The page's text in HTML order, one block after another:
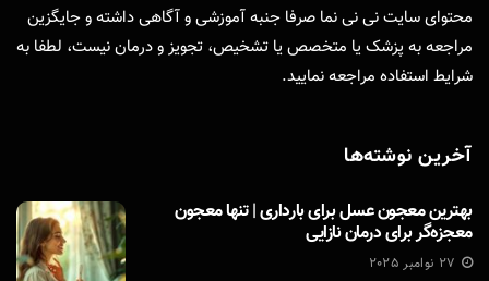
محتوای سایت نی نی نما صرفا جنبه آموزشی و آگاهی داشته و جایگزین
مراجعه به پزشک یا متخصص یا تشخیص، تجویز و درمان نیست، لطفا به
شرایط استفاده مراجعه نمایید.
آخرین نوشته‌ها
بهترین معجون عسل برای بارداری | تنها معجون
معجزه‌گر برای درمان نازایی
27 نوامبر 2025